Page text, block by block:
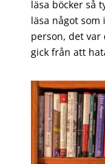
läsa böcker så
läsa något
person, det var
gick från att